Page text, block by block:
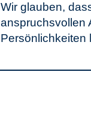
Wir glauben,
anspruchsvollen
Persönlichkeiten